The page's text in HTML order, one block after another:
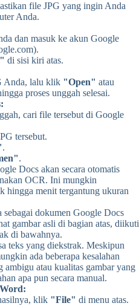
file JPG yang ingin Anda
Anda.
dan masuk ke akun Google
di sisi kiri atas.
Anda, lalu klik "Open" atau
proses unggah selesai.
cari file tersebut di Google
tersebut.
.
.
Docs akan secara otomatis
OCR. Ini mungkin
hingga menit tergantung ukuran
sebagai dokumen Google Docs
gambar asli di bagian atas, diikuti
di bawahnya.
teks yang diekstrak. Meskipun
ada beberapa kesalahan
ambigu atau kualitas gambar yang
apa pun secara manual.
klik "File" di menu atas.